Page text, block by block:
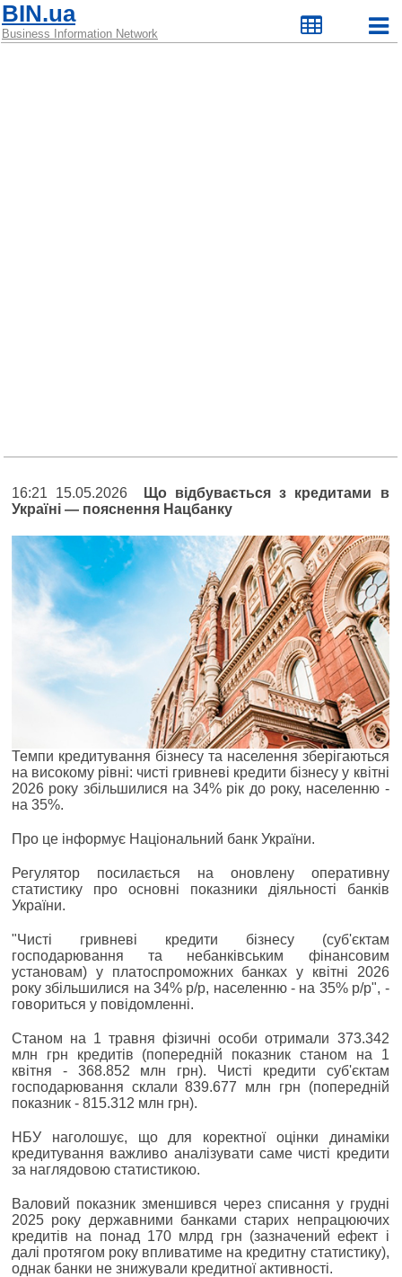
BIN.ua
Business Information Network
16:21 15.05.2026
Що відбувається з кредитами в
Україні — пояснення Нацбанку
Темпи кредитування бізнесу та населення зберігаються
на високому рівні: чисті гривневі кредити бізнесу у квітні
2026 року збільшилися на 34% рік до року, населенню -
на 35%.
Про це інформує Національний банк України.
Регулятор посилається на оновлену оперативну
статистику про основні показники діяльності банків
України.
"Чисті гривневі кредити бізнесу (суб'єктам
господарювання та небанківським фінансовим
установам) у платоспроможних банках у квітні 2026
року збільшилися на 34% р/р, населенню - на 35% р/р", -
говориться у повідомленні.
Станом на 1 травня фізичні особи отримали 373.342
млн грн кредитів (попередній показник станом на 1
квітня - 368.852 млн грн). Чисті кредити суб'єктам
господарювання склали 839.677 млн грн (попередній
показник - 815.312 млн грн).
НБУ наголошує, що для коректної оцінки динаміки
кредитування важливо аналізувати саме чисті кредити
за наглядовою статистикою.
Валовий показник зменшився через списання у грудні
2025 року державними банками старих непрацюючих
кредитів на понад 170 млрд грн (зазначений ефект і
далі протягом року впливатиме на кредитну статистику),
однак банки не знижували кредитної активності.